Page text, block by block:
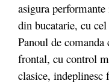
asigura
din bucatarie, cu
Panoul de
frontal, cu control
clasice, indeplinesc